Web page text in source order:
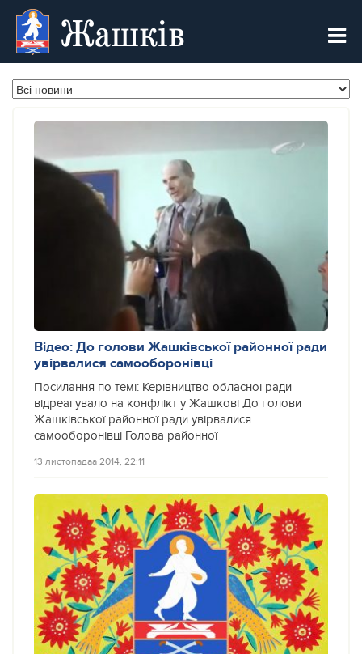
Жашків
Відео: До голови Жашківської районної ради
увірвалися самооборонівці
Посилання по темі: Керівництво обласної ради
відреагувало на конфлікт у Жашкові До голови
Жашківської районної ради увірвалися
самооборонівці Голова районної
13 листопадаа 2014, 22:11